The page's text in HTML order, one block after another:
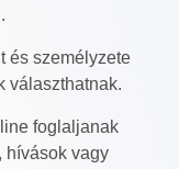
és személyzete
választhatnak.
foglaljanak
hívások vagy